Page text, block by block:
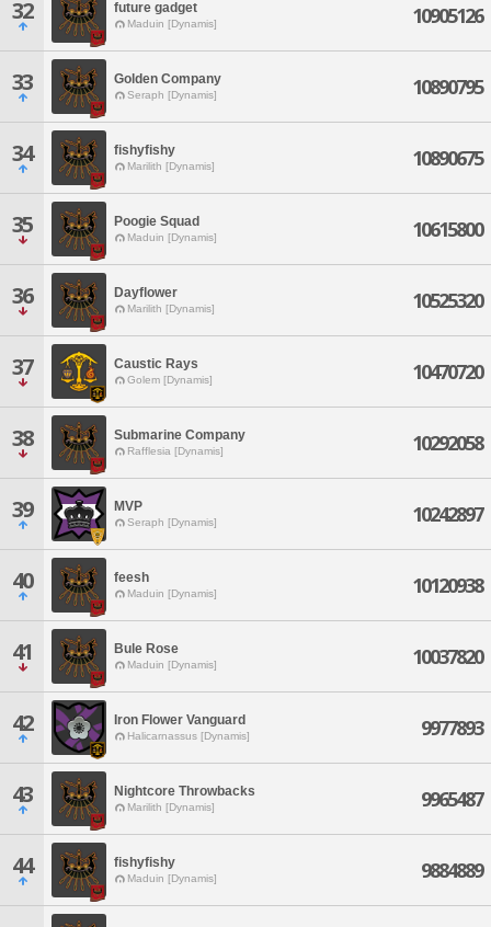
32 future gadget
Maduin [Dynamis] 10905126
33 Golden Company
Seraph [Dynamis] 10890795
34 fishyfishy
Marilith [Dynamis] 10890675
35 Poogie Squad
Maduin [Dynamis] 10615800
36 Dayflower
Marilith [Dynamis] 10525320
37 Caustic Rays
Golem [Dynamis] 10470720
38 Submarine Company
Rafflesia [Dynamis] 10292058
39 MVP
Seraph [Dynamis] 10242897
40 feesh
Maduin [Dynamis] 10120938
41 Bule Rose
Maduin [Dynamis] 10037820
42 Iron Flower Vanguard
Halicarnassus [Dynamis] 9977893
43 Nightcore Throwbacks
Marilith [Dynamis] 9965487
44 fishyfishy
Maduin [Dynamis] 9884889